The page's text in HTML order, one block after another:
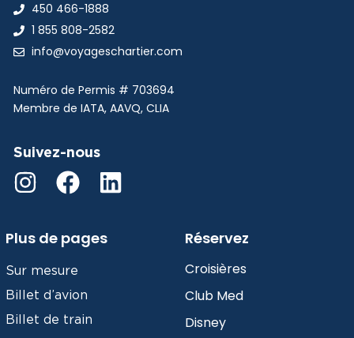
450 466-1888
1 855 808-2582
info@voyageschartier.com
Numéro de Permis # 703694
Membre de IATA, AAVQ, CLIA
Suivez-nous
Plus de pages
Sur mesure
Billet d’avion
Billet de train
Réservez
Croisières
Club Med
Disney